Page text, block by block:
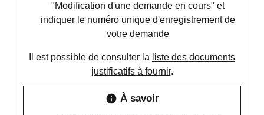
"Modification d'une demande en cours" et
indiquer le numéro unique d'enregistrement de
votre demande
Il est possible de consulter la liste des documents
justificatifs à fournir.
info À savoir